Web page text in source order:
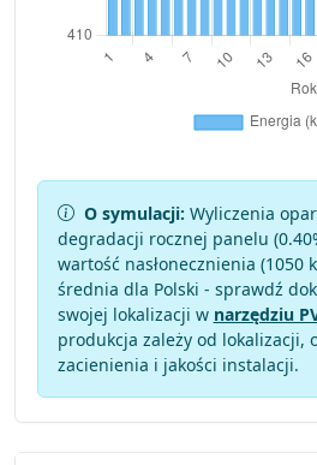
O symulacji: Wyliczenia
degradacji rocznej panelu (0.40
wartość nasłonecznienia (1050
średnia dla Polski - sprawdź
swojej lokalizacji w narzędziu
produkcja zależy od lokalizacji,
zacienienia i jakości instalacji.